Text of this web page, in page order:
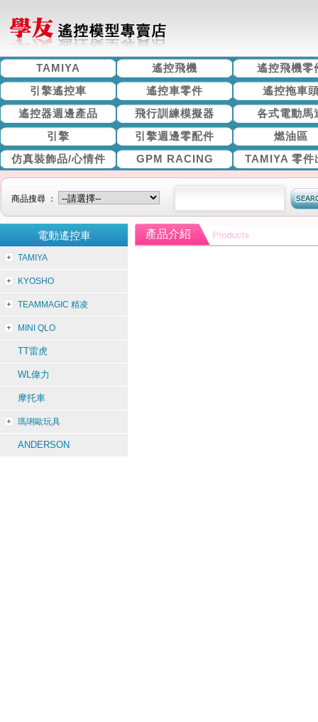
TAMIYA 遙控飛機
遙控飛機零
引擎遙控車
遙控車零件
遙控拖車
遙控器週邊產品
飛行訓練模擬器
各式電動馬
引擎
引擎週邊零配件
燃油區
仿真裝飾品/心情件
GPM RACING TAMIYA 零件
商品搜尋 ：
電動遙控車
TAMIYA
KYOSHO
TEAMMAGIC 精凌
MINI QLO
TT雷虎
WL偉力
摩托車
瑪琍歐玩具
ANDERSON
產品介紹